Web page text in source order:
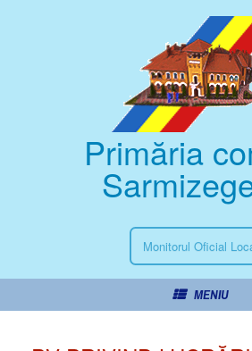
Primăria
Monitorul Oficial
MENIU